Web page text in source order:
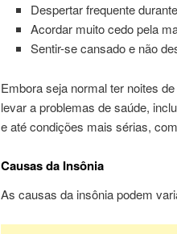
Despertar frequente
Acordar muito cedo pela
Sentir-se cansado e não
Embora seja normal ter noites
levar a problemas de saúde,
e até condições mais sérias,
Causas da Insônia
As causas da insônia podem